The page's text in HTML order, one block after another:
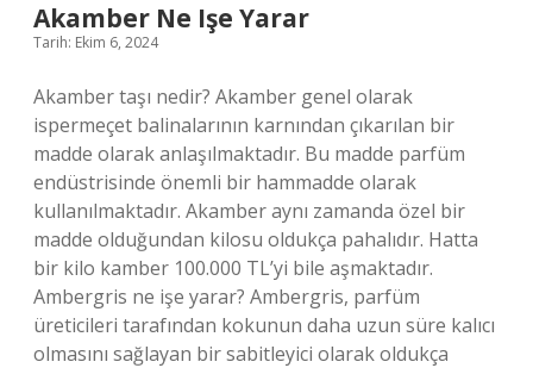
Akamber Ne Işe Yarar
Tarih: Ekim 6, 2024
Akamber taşı nedir? Akamber genel olarak
ispermeçet balinalarının karnından çıkarılan bir
madde olarak anlaşılmaktadır. Bu madde parfüm
endüstrisinde önemli bir hammadde olarak
kullanılmaktadır. Akamber aynı zamanda özel bir
madde olduğundan kilosu oldukça pahalıdır. Hatta
bir kilo kamber 100.000 TL’yi bile aşmaktadır.
Ambergris ne işe yarar? Ambergris, parfüm
üreticileri tarafından kokunun daha uzun süre kalıcı
olmasını sağlayan bir sabitleyici olarak oldukça